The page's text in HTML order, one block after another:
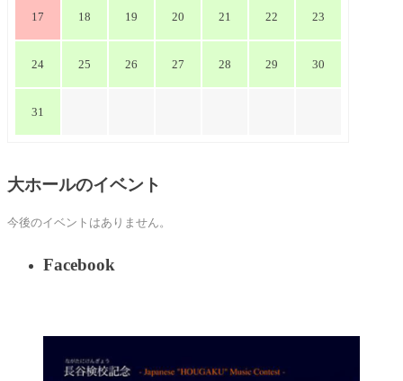
17 18 19 20 21 22 23
24 25 26 27 28 29 30
31
大ホールのイベント
今後のイベントはありません。
Facebook